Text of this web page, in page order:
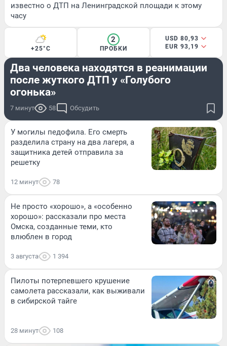
известно о ДТП на Ленинградской площади к этому
часу
+25°C
2
ПРОБКИ
USD 80,93
EUR 93,19
ПРОИСШЕСТВИЯ
Два человека находятся в реанимации
после жуткого ДТП у «Голубого
огонька»
7 минут 58 Обсудить
У могилы педофила. Его смерть
разделила страну на два лагеря, а
защитника детей отправила за
решетку
12 минут 78
Не просто «хорошо», а «особенно
хорошо»: рассказали про места
Омска, созданные теми, кто
влюблен в город
3 августа 1 394
Пилоты потерпевшего крушение
самолета рассказали, как выживали
в сибирской тайге
28 минут 108